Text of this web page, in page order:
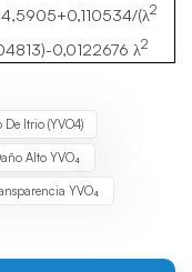
(λ2
0,0122676 λ2
Itrio (YVO4)
Alto YVO₄
YVO₄